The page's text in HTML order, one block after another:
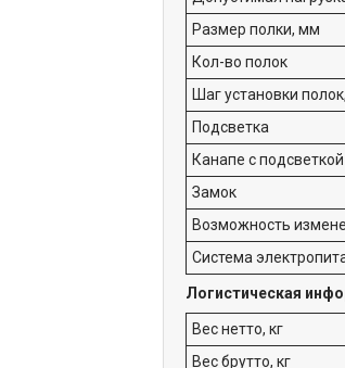
Размер полки, мм
Кол-во полок
Шаг установки
Подсветка
Канапе с подсветкой
Замок
Возможность
Система
Логистическая
Вес нетто, кг
Вес брутто, кг